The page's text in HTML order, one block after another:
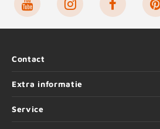
Contact
Extra informatie
Service